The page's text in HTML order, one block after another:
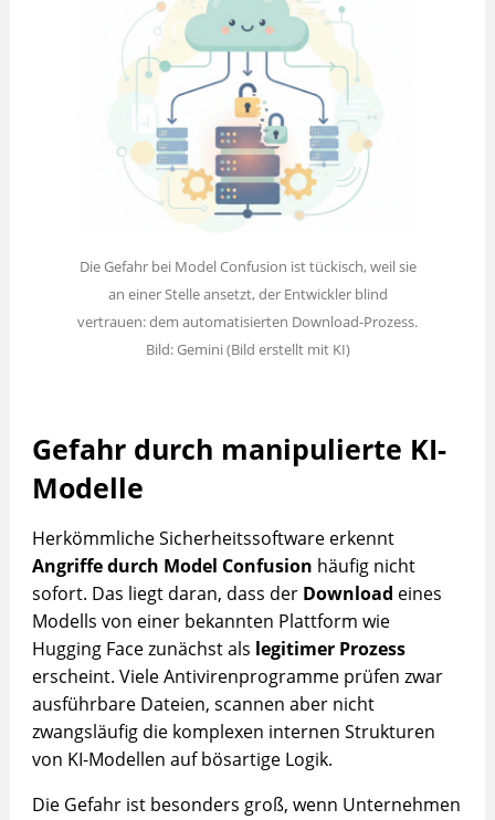
Die Gefahr bei Model Confusion ist tückisch, weil sie
an einer Stelle ansetzt, der Entwickler blind
vertrauen: dem automatisierten Download-Prozess.
Bild: Gemini (Bild erstellt mit KI)
Gefahr durch manipulierte KI-
Modelle
Herkömmliche Sicherheitssoftware erkennt
Angriffe durch Model Confusion häufig nicht
sofort. Das liegt daran, dass der Download eines
Modells von einer bekannten Plattform wie
Hugging Face zunächst als legitimer Prozess
erscheint. Viele Antivirenprogramme prüfen zwar
ausführbare Dateien, scannen aber nicht
zwangsläufig die komplexen internen Strukturen
von KI-Modellen auf bösartige Logik.
Die Gefahr ist besonders groß, wenn Unternehmen